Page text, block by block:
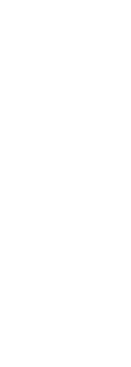
عملکرد کلیه
کراتینین شاخص